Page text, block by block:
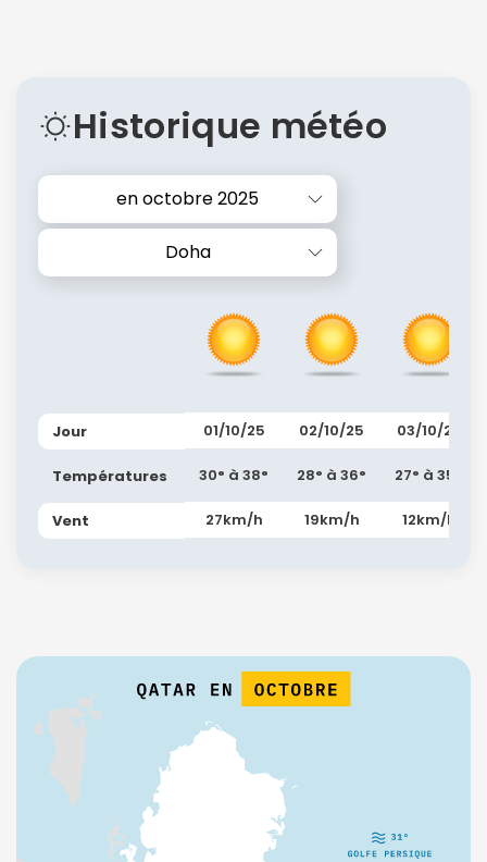
Historique météo
en octobre 2025
Doha
Jour
Températures
Vent
01/10/25
30° à 38°
27km/h
02/10/25
28° à 36°
19km/h
03/10/25
27° à 35°
12km/h